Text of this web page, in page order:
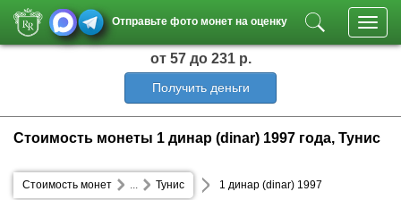
Отправьте фото монет на оценку
от 57 до 231 р.
Получить деньги
Стоимость монеты 1 динар (dinar) 1997 года, Тунис
Стоимость монет Тунис
... 1 динар (dinar) 1997